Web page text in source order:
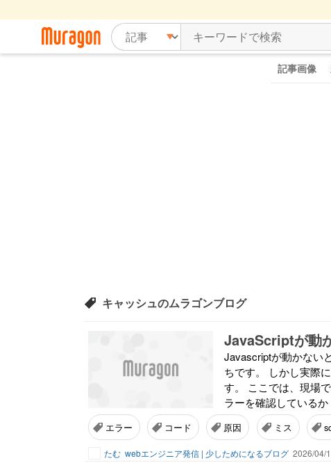
記事画像
キャッシュのムラゴンブログ
JavaScriptが動
Javascriptが動かない
ちです。 しかし実際
す。 ここでは、現場
ラーを確認している
エラー コード 原因 ミス
たむ webエンジニア発信 | 少しためになるブログ 2026/04/